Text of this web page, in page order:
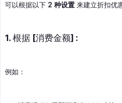
可以根据以下 2 种设置 来建立折扣优
1. 根据 [消费金额] :
例如：